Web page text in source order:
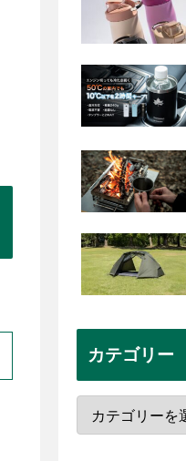
カテゴリー